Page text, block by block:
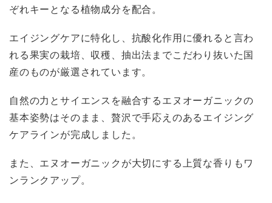
ぞれキーとなる植物成分を配合。
エイジングケアに特化し、抗酸化作用に優れると言わ
れる果実の栽培、収穫、抽出法までこだわり抜いた国
産のものが厳選されています。
自然の力とサイエンスを融合するエヌオーガニックの
基本姿勢はそのまま、贅沢で手応えのあるエイジング
ケアラインが完成しました。
また、エヌオーガニックが大切にする上質な香りもワ
ンランクアップ。